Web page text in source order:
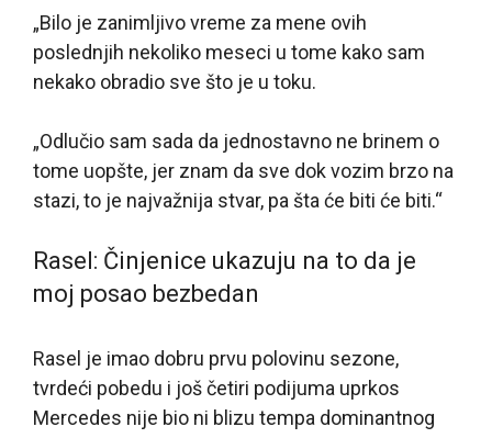
„Bilo je zanimljivo vreme za mene ovih
poslednjih nekoliko meseci u tome kako sam
nekako obradio sve što je u toku.
„Odlučio sam sada da jednostavno ne brinem o
tome uopšte, jer znam da sve dok vozim brzo na
stazi, to je najvažnija stvar, pa šta će biti će biti.“
Rasel: Činjenice ukazuju na to da je
moj posao bezbedan
Rasel je imao dobru prvu polovinu sezone,
tvrdeći pobedu i još četiri podijuma uprkos
Mercedes nije bio ni blizu tempa dominantnog